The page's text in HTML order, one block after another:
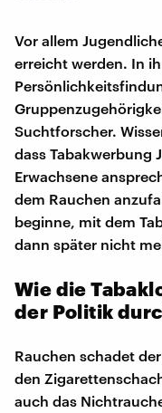
Vor allem
erreicht werden. In
Suchtforscher.
dass Tabakwerbung
Erwachsene
dem Rauchen
beginne, mit dem
dann später nicht
Wie die
der Politik
Rauchen schadet
den
auch das